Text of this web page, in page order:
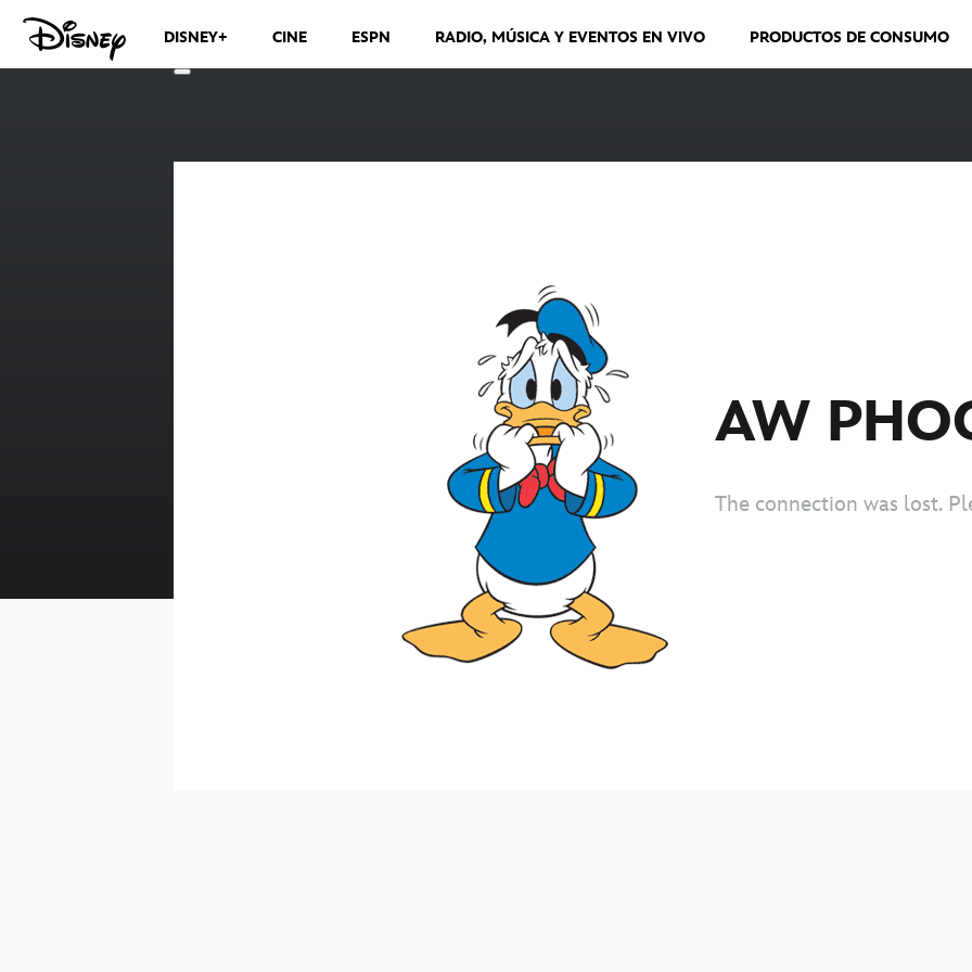
DISNEY+ CINE ESPN RADIO, MÚSICA Y EVENTOS EN VIVO PRODUCTOS DE CONSUMO
AW
The connection was lost.